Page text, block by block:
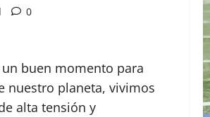
0
un buen momento para
nuestro planeta, vivimos
alta tensión y